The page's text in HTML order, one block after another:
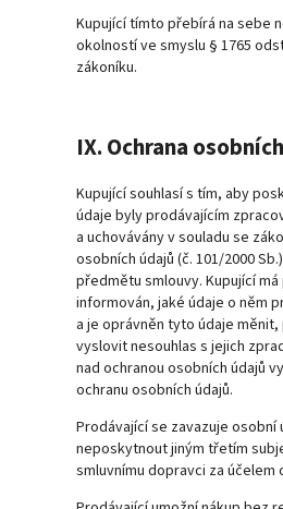
Kupující tímto přebírá na sebe
okolností ve smyslu § 1765
zákoníku.
IX. Ochrana
Kupující souhlasí s tím, aby
údaje byly prodávajícím
a uchovávány v souladu se
osobních údajů (č. 101/2000
předmětu smlouvy. Kupující
informován, jaké údaje o něm
a je oprávněn tyto údaje
vyslovit nesouhlas s jejich
nad ochranou osobních údajů
ochranu osobních údajů.
Prodávající se zavazuje osobní
neposkytnout jiným třetím
smluvnímu dopravci za účelem